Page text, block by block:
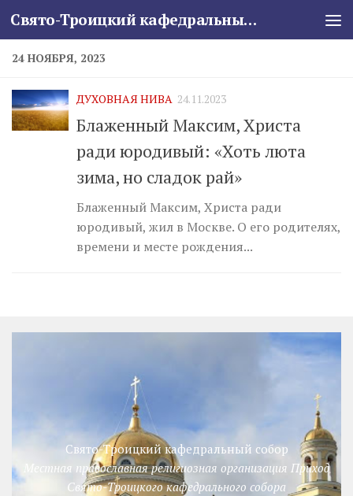
Skip to content Свято-Троицкий кафедральный собор
24 НОЯБРЯ, 2023
ДУХОВНАЯ НИВА 24.11.2023
Блаженный Максим, Христа
ради юродивый: «Хоть люта
зима, но сладок рай»
Блаженный Максим, Христа ради
юродивый, жил в Москве. О его родителях,
времени и месте рождения...
Свято-Троицкий кафедральный собор
Местная православная религиозная организация Приход
Свято-Троицкого кафедрального собора